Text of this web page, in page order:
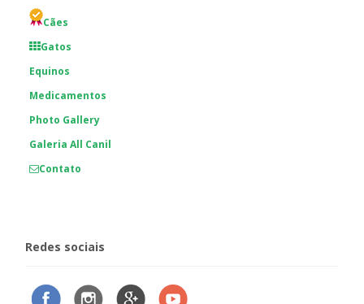
Cães
Gatos
Equinos
Medicamentos
Photo Gallery
Galeria All Canil
Contato
Redes sociais